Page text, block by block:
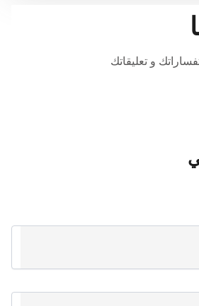
و تعليقاتك